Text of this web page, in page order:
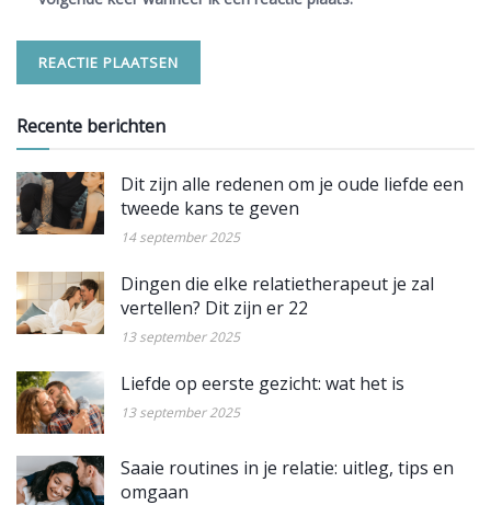
Recente berichten
Dit zijn alle redenen om je oude liefde een
tweede kans te geven
14 september 2025
Dingen die elke relatietherapeut je zal
vertellen? Dit zijn er 22
13 september 2025
Liefde op eerste gezicht: wat het is
13 september 2025
Saaie routines in je relatie: uitleg, tips en
omgaan